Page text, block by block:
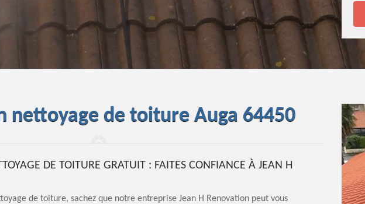
nettoyage de toiture Auga 64450
DE TOITURE GRATUIT : FAITES CONFIANCE À JEAN H
de toiture, sachez que notre entreprise Jean H Renovation peut vous